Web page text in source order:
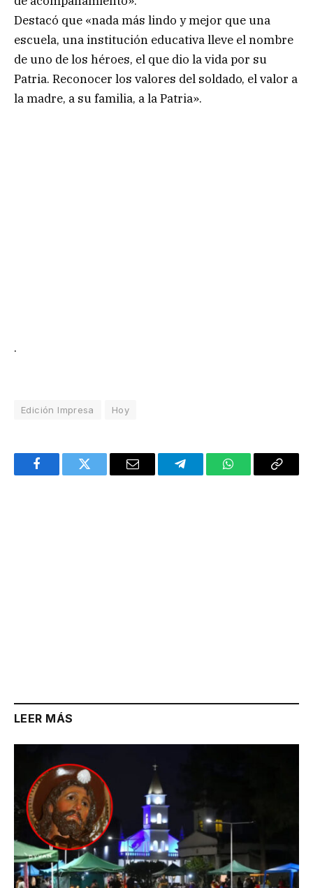
Destacó que «nada más lindo y mejor que una
escuela, una institución educativa lleve el nombre
de uno de los héroes, el que dio la vida por su
Patria. Reconocer los valores del soldado, el valor a
la madre, a su familia, a la Patria».
.
Edición Impresa Hoy
FacebookTwitter Email TelegramWhatsAppCopy
LEER MÁS